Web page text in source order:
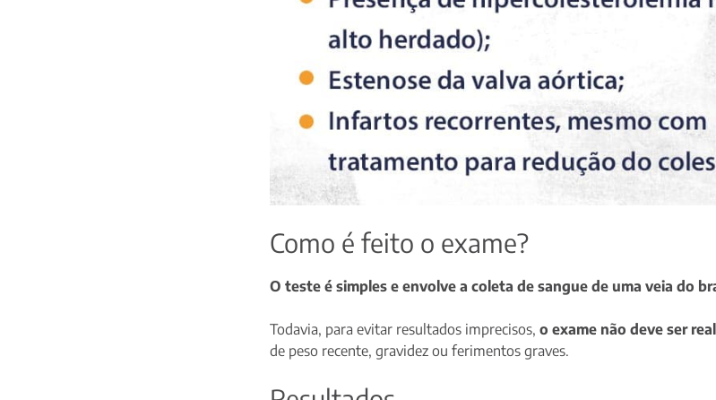
Como é feito o exame?
O teste é simples e envolve a coleta de sangue de uma veia do
Todavia, para evitar resultados imprecisos, o exame não deve ser
de peso recente, gravidez ou ferimentos graves.